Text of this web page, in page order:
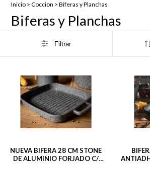
Inicio > Coccion > Biferas y Planchas
Biferas y Planchas
Filtrar
NUEVA BIFERA 28 CM STONE
DE ALUMINIO FORJADO C/